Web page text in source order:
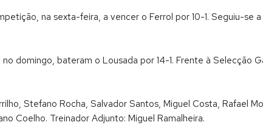
na sexta-feira, a vencer o Ferrol por 10-1. Seguiu-se
domingo, bateram o Lousada por 14-1. Frente à Selecção
Stefano Rocha, Salvador Santos, Miguel Costa, Rafael
Coelho. Treinador Adjunto: Miguel Ramalheira.